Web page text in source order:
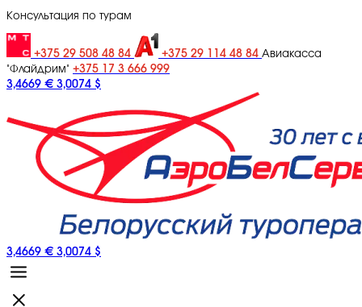
Консультация по турам
+375 29 508 48 84 +375 29 114 48 84 Авиакасса
"Флайдрим" +375 17 3 666 999
3,4669 € 3,0074 $
3,4669 € 3,0074 $